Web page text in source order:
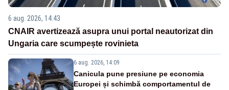
6 aug. 2026, 14:43
CNAIR avertizează asupra unui portal neautorizat din
Ungaria care scumpește rovinieta
6 aug. 2026, 14:09
Canicula pune presiune pe economia
Europei și schimbă comportamentul de